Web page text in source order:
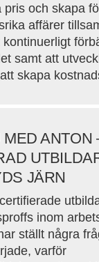
pris och skapa
affärer
samt att
skapa
ANTON
JÄRN
inom
ställt några
varför